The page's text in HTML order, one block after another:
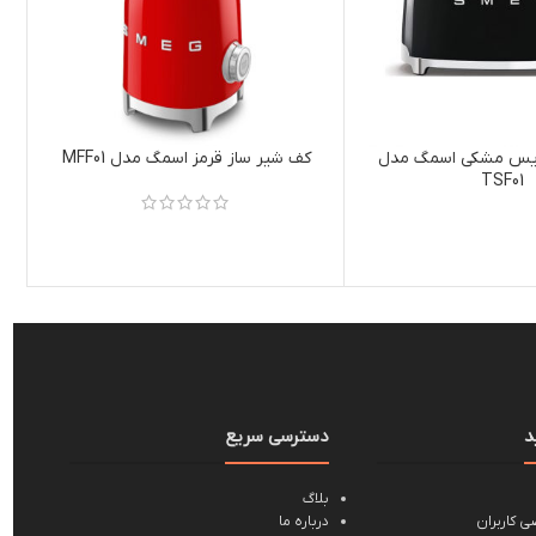
2 اسلایس مشکی اسمگ مدل
TSF01
کف شیر ساز قرمز اسمگ مدل MFF01
دسترسی سریع
بلاگ
درباره ما